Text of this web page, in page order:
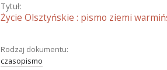
Tytuł:
Życie Olsztyńskie : pismo ziemi
Rodzaj dokumentu:
czasopismo